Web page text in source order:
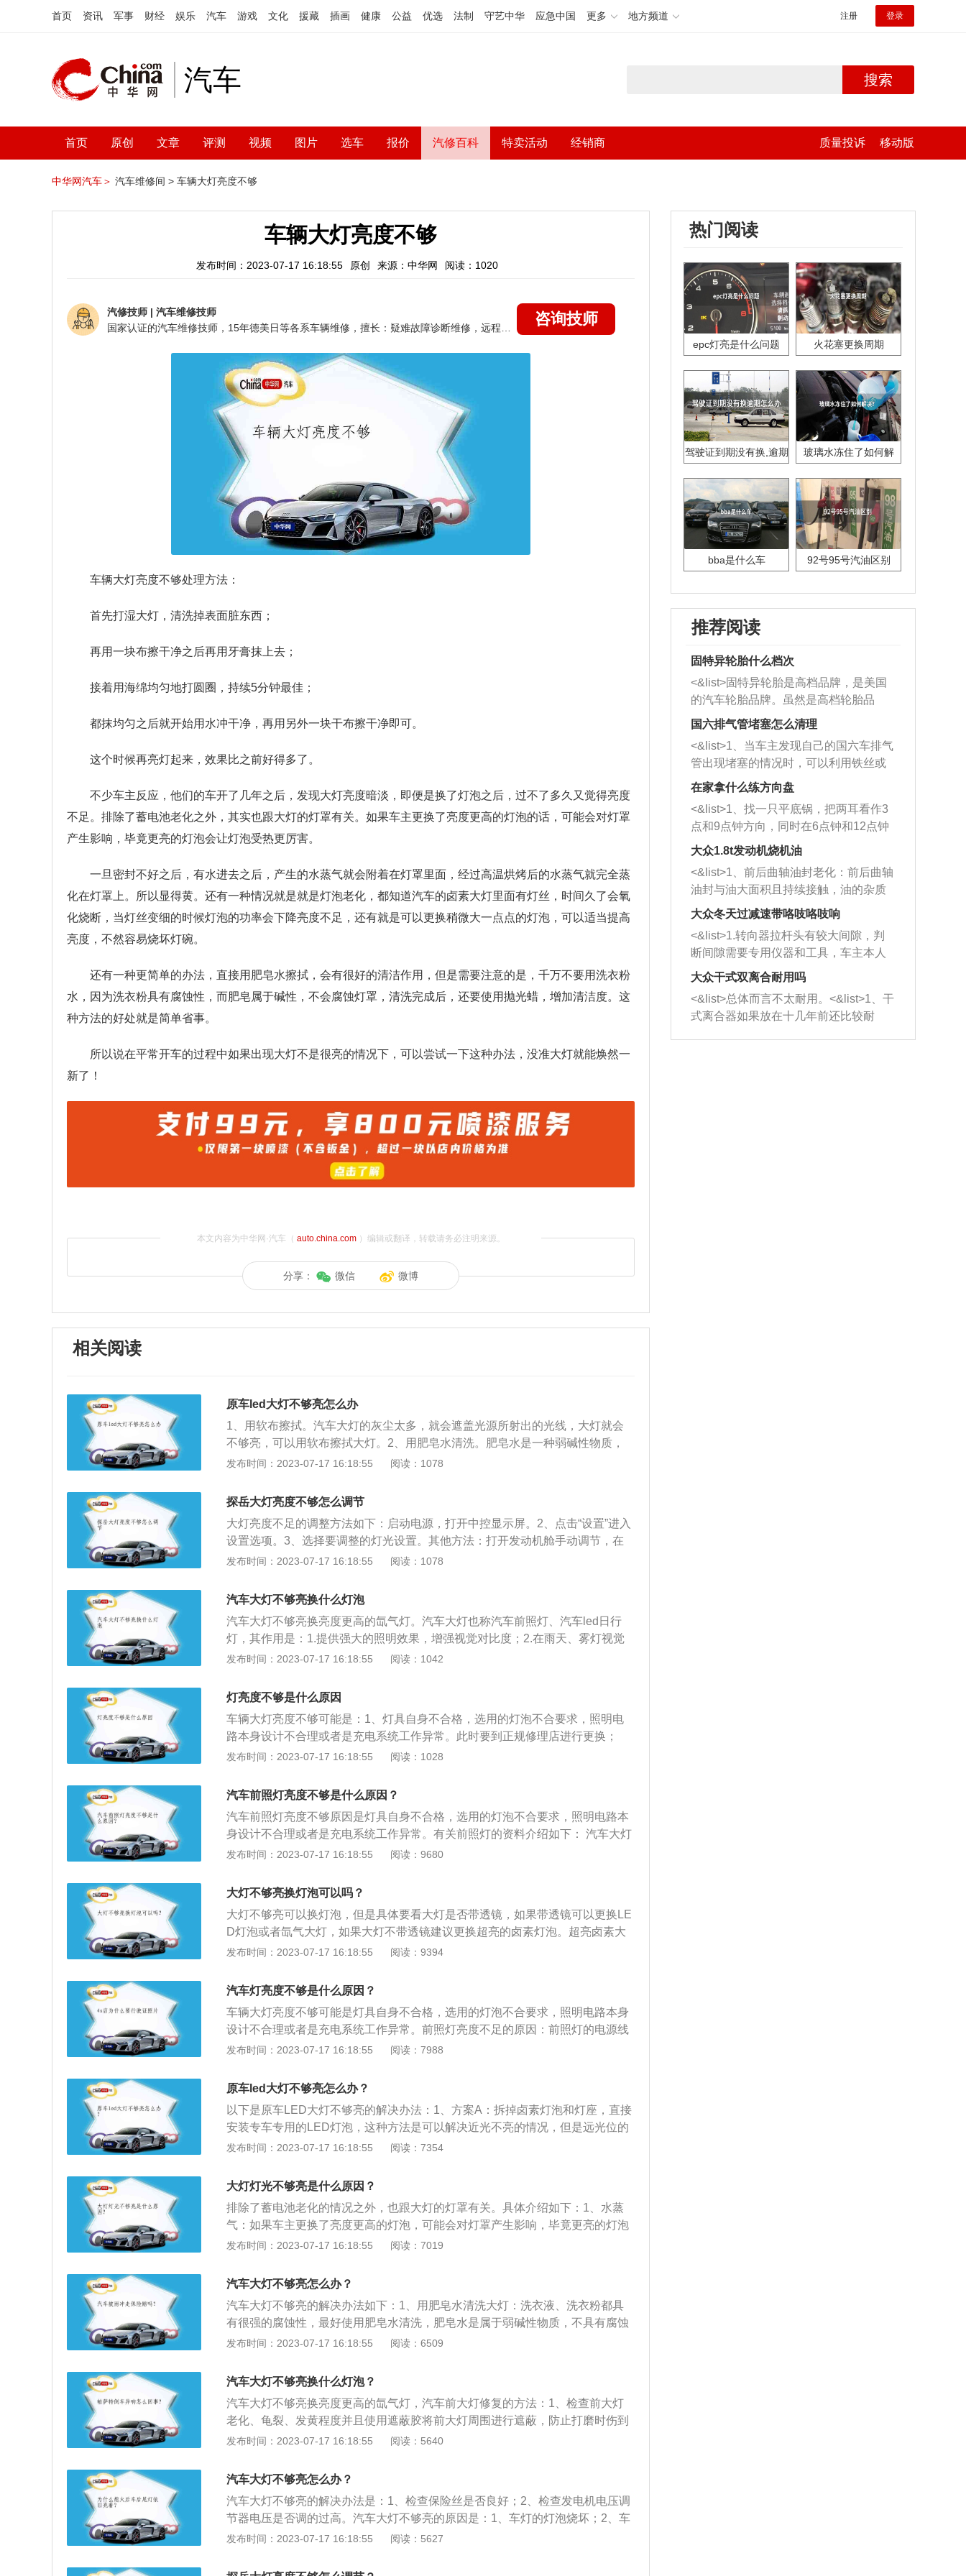
首页 资讯 军事 财经 娱乐 汽车 游戏 文化 援藏 插画 健康 公益 优选 法制 守艺中华 应急中国 更多 地方频道 注册 登录
汽车 搜索
首页 原创 文章 评测 视频 图片 选车 报价 汽修百科 特卖活动 经销商 质量投诉 移动版
中华网汽车＞ 汽车维修间 > 车辆大灯亮度不够
车辆大灯亮度不够
发布时间：2023-07-17 16:18:55 原创 来源：中华网 阅读：1020
汽修技师 | 汽车维修技师
咨询技师
车辆大灯亮度不够处理方法：
首先打湿大灯，清洗掉表面脏东西；
再用一块布擦干净之后再用牙膏抹上去；
接着用海绵均匀地打圆圈，持续5分钟最佳；
都抹均匀之后就开始用水冲干净，再用另外一块干布擦干净即可。
这个时候再亮灯起来，效果比之前好得多了。
不少车主反应，他们的车开了几年之后，发现大灯亮度暗淡，即便是换了灯泡之后，过不了多久又觉得亮度
不足。排除了蓄电池老化之外，其实也跟大灯的灯罩有关。如果车主更换了亮度更高的灯泡的话，可能会对灯罩
产生影响，毕竟更亮的灯泡会让灯泡受热更厉害。
一旦密封不好之后，有水进去之后，产生的水蒸气就会附着在灯罩里面，经过高温烘烤后的水蒸气就完全蒸
化在灯罩上。所以显得黄。还有一种情况就是就是灯泡老化，都知道汽车的卤素大灯里面有灯丝，时间久了会氧
化烧断，当灯丝变细的时候灯泡的功率会下降亮度不足，还有就是可以更换稍微大一点点的灯泡，可以适当提高
亮度，不然容易烧坏灯碗。
还有一种更简单的办法，直接用肥皂水擦拭，会有很好的清洁作用，但是需要注意的是，千万不要用洗衣粉
水，因为洗衣粉具有腐蚀性，而肥皂属于碱性，不会腐蚀灯罩，清洗完成后，还要使用抛光蜡，增加清洁度。这
种方法的好处就是简单省事。
所以说在平常开车的过程中如果出现大灯不是很亮的情况下，可以尝试一下这种办法，没准大灯就能焕然一
新了！
本文内容为中华网·汽车（ auto.china.com）编辑或翻译，转载请务必注明来源。
分享： 微信 微博
相关阅读
原车led大灯不够亮怎么办
1、用软布擦拭。汽车大灯的灰尘太多，就会遮盖光源所射出的光线，大灯就会
不够亮，可以用软布擦拭大灯。2、用肥皂水清洗。肥皂水是一种弱碱性物质，
有很好的清洁作用，可以把浸泡好的肥皂水倒在大灯表面，再用软海绵反复擦
黄色灯罩变得更亮，最后用清水冲洗干净。4、更换灯罩。汽车大灯的灯罩质量
不好，灯罩的外部褪色，大灯就会不够亮，可以更换新的灯罩。5、更换灯泡。
汽车的灯泡的功率不够，导致亮度不够，需要更换大功率的灯泡。在更换灯泡
前，需要先改动汽车的电路，避免换灯泡后线路损坏。6、通过旋转按钮调节。
光线弯曲或者散光，就会导致大灯不够亮，驾驶员可以在大灯后面找到旋转按
会导致大灯不太亮，需要去4s店修理照明系统。8、增加透镜。透镜可以解决车
灯近光和远光的散射问题，让车灯变亮，需要拆开大灯，再安装透镜。9、更换
氙气大灯。氙气大灯的色温高低可调，亮度也很高，可以适用于各种路面，驾驶
也会导致汽车大灯不够亮，需要更换继电器或组合开关。
发布时间：2023-07-17 16:18:55 阅读：1078
探岳大灯亮度不够怎么调节
大灯亮度不足的调整方法如下：启动电源，打开中控显示屏。2、点击“设置”进入
设置选项。3、选择要调整的灯光设置。其他方法：打开发动机舱手动调节，在
机舱大灯后面有两个螺母，用工具即可调整大灯高度。找一个光线暗的地方及一
灯灯泡位置，延伸画水平线用胶带在墙上做标记。这个标记是大灯安装高度水平
线，将近光灯的照射高度调整在低于该水平线下约一拳的距离，是比较合适的角
度。
发布时间：2023-07-17 16:18:55 阅读：1078
汽车大灯不够亮换什么灯泡
汽车大灯不够亮换亮度更高的氙气灯。汽车大灯也称汽车前照灯、汽车led日行
灯，其作用是：1.提供强大的照明效果，增强视觉对比度；2.在雨天、雾灯视觉
效果较差的环境中让对方车辆提前发现目标。导致汽车大灯不亮的原因有很多
的原因是：1.车灯的灯泡烧坏；2.车灯搭铁接触不良；3.车灯继电器或组合开关损
坏；4.车灯电源线短路、断路；5.车灯保险丝损坏。汽车大灯的保养方法是：1.定
期检查大灯的密封性，发现配光镜和反射镜之间密封圈损坏，需及时更换；2.定
期清洁反射镜，其变黑，光度减小时需更换；3.定期请洁灯泡上尘土和污渍。汽
车前大灯修复的方法：1.检查前大灯老化、龟裂、发黄程度并且使用遮蔽胶将前
水洗干净后晾干或使用电吹风吹干；4.使用雾化杯加热熏大灯，将前大灯壳熏烤
透明后即可。
发布时间：2023-07-17 16:18:55 阅读：1042
灯亮度不够是什么原因
车辆大灯亮度不够可能是：1、灯具自身不合格，选用的灯泡不合要求，照明电
路本身设计不合理或者是充电系统工作异常。此时要到正规修理店进行更换；
2、相关部件损坏。前照灯的电源线短路、灯丝烧断、保险丝烧毁；前照灯开关
先确定诊断范围，根据灯具系统的线路顺序进行探测，找出某个地方的断路或短
路，根据具体情况到专业维修店进行更换，维修。汽车前照灯也称汽车大灯、汽
车LED日行灯，作为汽车的眼睛，前照灯与夜间开车或坏天气条件下的安全驾驶
紧密联系，在日常驾驶中，应合理的使用前照灯保证行车安全，车灯的使用及保
养，是不可忽略的。车辆大灯是夜晚行车时照明前方道路的主要光源，也是汽车
靠性。品质的好坏在一定程度上与汽车灯泡的品质有密切的关系，所以应选用合
适的灯泡，首先应注意参数的一致性，即电压、功率应与原车一致。汽车前照灯
的注意事项：1、保持前照灯透镜清洁，尤其是雨雪天气行车时，泥尘等污垢会
车夜间会车时，两车距离150米时，关闭大灯远光灯，使用近光灯，确保行车安
整前照灯的光束。定期检查灯泡、线路插座和地线有无氧化和松动，确保连接器
接触性能良好，接地可靠。如果触点松动，打开前照灯时，由于电路的通断会产
生电流冲击，烧坏灯丝。如果触点被氧化，由于触点压降的增加，灯泡的亮度会
降低。
发布时间：2023-07-17 16:18:55 阅读：1028
汽车前照灯亮度不够是什么原因？
汽车前照灯亮度不够原因是灯具自身不合格，选用的灯泡不合要求，照明电路本
身设计不合理或者是充电系统工作异常。有关前照灯的资料介绍如下： 汽车大灯
的简介： 汽车大灯，也称汽车前照灯、汽车LED日行灯。汽车大灯作为汽车的眼
联系。 汽车大灯的作用： 汽车大灯位于汽车的前部，主要起照明和信号作用，日
常的使用及保养不可忽略。汽车大灯发出的光可以照亮车体前方的道路情况，使
驾驶者在黑夜安全行车。
发布时间：2023-07-17 16:18:55 阅读：9680
大灯不够亮换灯泡可以吗？
大灯不够亮可以换灯泡，但是具体要看大灯是否带透镜，如果带透镜可以更换LE
D灯泡或者氙气大灯，如果大灯不带透镜建议更换超亮的卤素灯泡。超亮卤素大
灯其实与普通的卤素大灯没什么区别，就是钨丝发光更亮。LED灯泡的优点：
高，属于环保产品，基本上无辐射。氙气大灯优点：1、亮度高，比卤素灯泡亮
很多；2、色温柔和；3、寿命较长，约为3000小时。
发布时间：2023-07-17 16:18:55 阅读：9394
汽车灯亮度不够是什么原因？
车辆大灯亮度不够可能是灯具自身不合格，选用的灯泡不合要求，照明电路本身
设计不合理或者是充电系统工作异常。前照灯亮度不足的原因：前照灯的电源线
短路、灯丝烧断、保险丝烧毁；前照灯开关的双金属接触不良或闭合；前照灯的
探测，找出某个地方的断路或短路。汽车前照灯也称汽车大灯、汽车LED日行
灯，作为汽车的眼睛，前照灯与夜间开车或坏天气条件下的安全驾驶紧密联系，
在日常驾驶中，应合理的使用前照灯保证行车安全，车灯的使用及保养，是不可
忽略的。车辆大灯是夜晚行车时照明前方道路的主要光源，也是汽车电器系统中
主要的组成部分。汽车前照灯的状况将直接影响到行车的安全性和可靠性。品质
首先应注意参数的一致性，即电压、功率应与原车一致。汽车前照灯的注意事
项：保持前照灯透镜清洁，尤其是雨雪天气行车时，泥尘等污垢会使前照灯的照
明性能降低50%。有些车型配备了前照灯刮水器和洒水器。两车夜间会车时，两
灯的性能，更换前照灯后或每行驶10000公里后，检查和调整前照灯的光束。定
可靠。如果触点松动，打开前照灯时，由于电路的通断会产生电流冲击，烧坏灯
丝。如果触点被氧化，由于触点压降的增加，灯泡的亮度会降低。
发布时间：2023-07-17 16:18:55 阅读：7988
原车led大灯不够亮怎么办？
以下是原车LED大灯不够亮的解决办法：1、方案A：拆掉卤素灯泡和灯座，直接
安装专车专用的LED灯泡，这种方法是可以解决近光不亮的情况，但是远光位的
照射效果改善不大，主要是由于LED波长短、色温高，聚焦点和原车的卤素灯泡
基础上对远光位增加透镜，这种方法可以解决近光和远光的散射问题，效果比较
好，不过需要拆开大灯安装透镜。3、方案C：由于LED的色温太高，可以考虑为
卤素灯泡更换氙气大灯，一般安装氙气大灯需要拆开大灯，需要切割掉原来的卤
素灯座，安上透镜和灯座，由于氙气大灯的色温高低可调，可以适应多种路面，
亮度也很高。
发布时间：2023-07-17 16:18:55 阅读：7354
大灯灯光不够亮是什么原因？
排除了蓄电池老化的情况之外，也跟大灯的灯罩有关。具体介绍如下：1、水蒸
气：如果车主更换了亮度更高的灯泡，可能会对灯罩产生影响，毕竟更亮的灯泡
会让灯泡受热更厉害。一旦密封不好，有水进去之后，产生的水蒸气就会附着在
车灯具：产生的水蒸气会附着在灯罩里面，经过高温烘烤后的水蒸气就完全蒸化
在灯罩上，所以显得黄，不够亮。汽车灯具按用途可分为照明和辅助两种，其中
起照明作用的只有前大灯和部分汽车装备的雾灯，其余均属于辅助灯。
发布时间：2023-07-17 16:18:55 阅读：7019
汽车大灯不够亮怎么办？
汽车大灯不够亮的解决办法如下：1、用肥皂水清洗大灯：洗衣液、洗衣粉都具
有很强的腐蚀性，最好使用肥皂水清洗，肥皂水是属于弱碱性物质，不具有腐蚀
性，其性质温和并具有较高的清洁能力，不仅能够清除大灯表面的污垢，而且还
现有模糊或是划痕的地方，可以再加点牙膏用力擦，擦干净后用清水把牙膏冲洗
干净，再用软布或纸巾擦干大灯即可。
发布时间：2023-07-17 16:18:55 阅读：6509
汽车大灯不够亮换什么灯泡？
汽车大灯不够亮换亮度更高的氙气灯，汽车前大灯修复的方法：1、检查前大灯
老化、龟裂、发黄程度并且使用遮蔽胶将前大灯周围进行遮蔽，防止打磨时伤到
车漆；2、根据前大灯严重程度选用砂纸；3、水洗干净后晾干或使用电吹风吹
车前照灯、汽车led日行灯，其作用是：1、提供强大的照明效果，增强视觉对比
度；2、在雨天、雾灯视觉效果较差的环境中让对方车辆提前发现目标。
发布时间：2023-07-17 16:18:55 阅读：5640
汽车大灯不够亮怎么办？
汽车大灯不够亮的解决办法是：1、检查保险丝是否良好；2、检查发电机电压调
节器电压是否调的过高。汽车大灯不够亮的原因是：1、车灯的灯泡烧坏；2、车
灯搭铁接触不良；3、车灯继电器或组合开关损坏；4、车灯电源线短路、断路；
配光镜和反射镜之间密封圈损坏，需及时更换；2、定期清洁反射镜，其变黑，
发布时间：2023-07-17 16:18:55 阅读：5627
热门阅读
epc灯亮是什么问题 火花塞更换周期
驾驶证到期没有换,逾期
玻璃水冻住了如何解
bba是什么车 92号95号汽油区别
推荐阅读
固特异轮胎什么档次
<&list>固特异轮胎是高档品牌，是美国
的汽车轮胎品牌。虽然是高档轮胎品
牌，但是中高低端的轮胎都有生产，这
也是为了更好的开拓市场。
国六排气管堵塞怎么清理
<&list>1、当车主发现自己的国六车排气
管出现堵塞的情况时，可以利用铁丝或
者是细棍，直接将杂物给取出来，如果
堵塞情况比较严重，也可以采取应急措
施。 <&list>2、直接利用木棍将所有的
杂物推到排气管里面的位置处，然后将
三元催化器拆解开，就可以将堵塞的东
西取出来。但如果是因为积碳过多引起
的堵塞，就需要将三元催化器泡在草酸
洗剂对堵塞的情况得到解决，将清洗剂
放在燃油箱中，与燃油混合后，车辆启
动时，就可以和汽油一起进入到燃烧
室，最后形成废气排出，就可以让三元
催化器得到清洗，排气管堵塞的情况就
能够得到解决。
在家拿什么练方向盘
<&list>1、找一只平底锅，把两耳看作3
点和9点钟方向，同时在6点钟和12点钟
方向做一个标记。 <&list>2、双手握住
一圈半的练习，往右同样也要打相同的
圈数。 <&list>3、最后强调要反复练
习，这样就可以形成肌肉记忆，在真实
驾驶车辆时，不需要记忆也能打好方
向。
大众1.8t发动机烧机油
<&list>1、前后曲轴油封老化：前后曲轴
油封与油大面积且持续接触，油的杂质
和发动机内持续温度变化使其密封效果
逐渐减弱，导致渗油或漏油。<&list>2、
活塞间隙过大：积碳会使活塞环与缸体
的间隙扩大，导致机油流入燃烧室中，
造成烧机油。<&list>3、机油粘度。使用
机油粘度过小的话，同样会有烧机油现
象，机油粘度过小具有很好的流动性，
大众冬天过减速带咯吱咯吱响
<&list>1.转向器拉杆头有较大间隙，判
断间隙需要专用仪器和工具，车主本人
无法制作，需要将车辆送到修理厂或4s
店；<&list>2.车辆半轴套管防尘罩破
裂，破裂后会出现漏油现象，使半轴磨
损严重，磨损的半轴容易损坏，产生异
响；<&list>3.稳定器的转向胶套和球头
大众干式双离合耐用吗
<&list>总体而言不太耐用。<&list>1、干
式离合器如果放在十几年前还比较耐